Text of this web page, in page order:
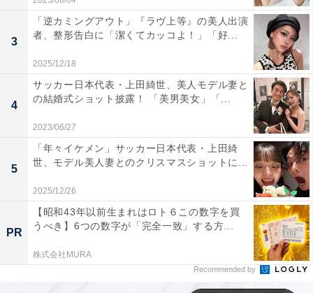
3
「逆カミングアウト」『ラヴ上等』の美人出演
者、整形告白に「潔くてカッコよ！」「好...
2025/12/18
4
サッカー日本代表・上田綺世、美人モデル妻と
の結婚式ショット披露！ 「美男美女」「...
2023/06/27
5
「年々イケメン」サッカー日本代表・上田綺
世、モデル美人妻とのクリスマスショットに...
2025/12/26
PR
【昭和43年以前生まれはロト６この数字を買
うべき】6つの数字が「完全一致」する方...
株式会社MURA
Recommended by